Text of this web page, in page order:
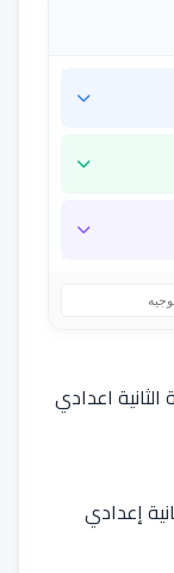
اعدادي
إعدادي